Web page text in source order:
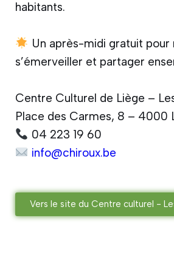
habitants.
Un après-midi gratuit
s’émerveiller et partager
Centre Culturel de Liège –
Place des Carmes, 8 – 4000
04 223 19 60
info@chiroux.be
Vers le site du Centre culturel -